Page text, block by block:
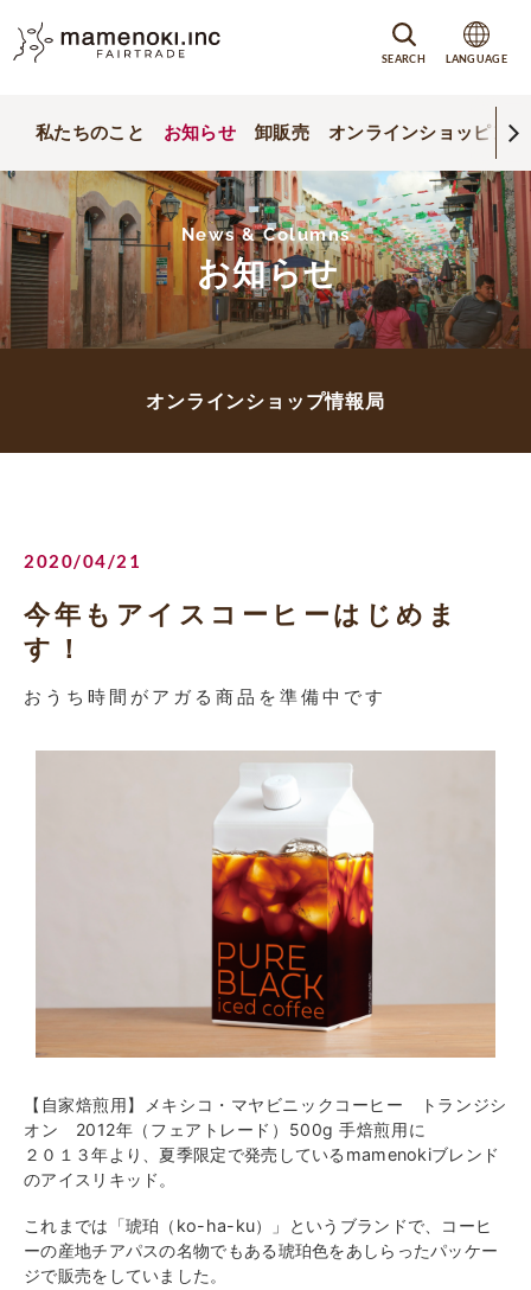
SEARCH LANGUAGE
私たちのこと お知らせ 卸販売 オンラインショッピング
News & Columns
お知らせ
オンラインショップ情報局
2020/04/21
今年もアイスコーヒーはじめま
す！
おうち時間がアガる商品を準備中です
【自家焙煎用】メキシコ・マヤビニックコーヒー トランジシ
オン 2012年（フェアトレード）500g 手焙煎用に
２０１３年より、夏季限定で発売しているmamenokiブレンド
のアイスリキッド。
これまでは「琥珀（ko-ha-ku）」というブランドで、コーヒ
ーの産地チアパスの名物でもある琥珀色をあしらったパッケー
ジで販売をしていました。